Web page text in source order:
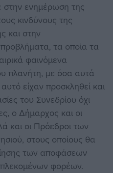
στην ενημέρωση της
κινδύνους της
και στην
τα οποία τα
φαινόμενα
πλανήτη, με όσα αυτά
είχαν προσκληθεί και
του Συνεδρίου όχι
ο Δήμαρχος και οι
και οι Πρόεδροι των
στους οποίους θα
των αποφάσεων
φορέων.